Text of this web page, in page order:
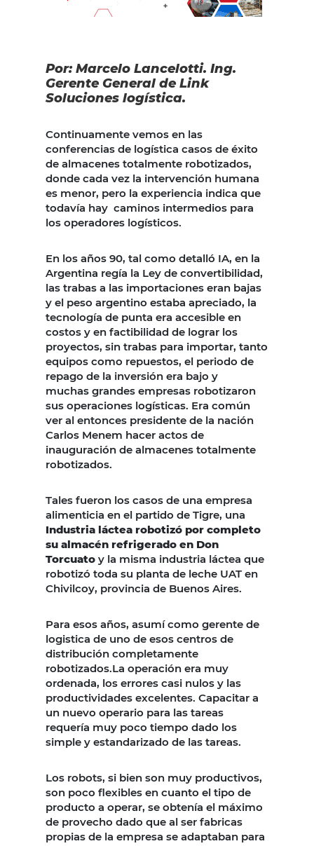
Por:Marcelo Lancelotti. Ing.
Gerente General de Link
Soluciones logística.
Continuamente vemos en las
conferencias de logística casos de éxito
de almacenes totalmente robotizados,
donde cada vez la intervención humana
es menor, pero la experiencia indica que
todavía hay caminos intermedios para
los operadores logísticos.
En los años 90, tal como detalló IA, en la
Argentina regía la Ley de convertibilidad,
las trabas a las importaciones eran bajas
y el peso argentino estaba apreciado, la
tecnología de punta era accesible en
costos y en factibilidad de lograr los
proyectos, sin trabas para importar, tanto
equipos como repuestos, el periodo de
repago de la inversión era bajo y
muchas grandes empresas robotizaron
sus operaciones logísticas. Era común
ver al entonces presidente de la nación
Carlos Menem hacer actos de
inauguración de almacenes totalmente
robotizados.
Tales fueron los casos de una empresa
alimenticia en el partido de Tigre, una
Industria láctea robotizó por completo
su almacén refrigerado en Don
Torcuato y la misma industria láctea que
robotizó toda su planta de leche UAT en
Chivilcoy, provincia de Buenos Aires.
Para esos años, asumí como gerente de
logistica de uno de esos centros de
distribución completamente
robotizados.La operación era muy
ordenada, los errores casi nulos y las
productividades excelentes. Capacitar a
un nuevo operario para las tareas
requería muy poco tiempo dado los
simple y estandarizado de las tareas.
Los robots, si bien son muy productivos,
son poco flexibles en cuanto el tipo de
producto a operar, se obtenía el máximo
de provecho dado que al ser fabricas
propias de la empresa se adaptaban para